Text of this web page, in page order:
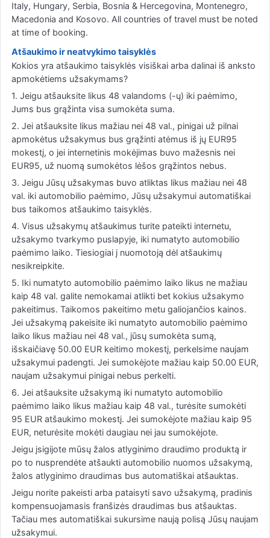
Italy, Hungary, Serbia, Bosnia & Hercegovina, Montenegro,
Macedonia and Kosovo. All countries of travel must be noted
at time of booking.
Atšaukimo ir neatvykimo taisyklės
Kokios yra atšaukimo taisyklės visiškai arba dalinai iš anksto
apmokėtiems užsakymams?
1. Jeigu atšauksite likus 48 valandoms (-ų) iki paėmimo,
Jums bus grąžinta visa sumokėta suma.
2. Jei atšauksite likus mažiau nei 48 val., pinigai už pilnai
apmokėtus užsakymus bus grąžinti atėmus iš jų EUR95
mokestį, o jei internetinis mokėjimas buvo mažesnis nei
EUR95, už nuomą sumokėtos lėšos grąžintos nebus.
3. Jeigu Jūsų užsakymas buvo atliktas likus mažiau nei 48
val. iki automobilio paėmimo, Jūsų užsakymui automatiškai
bus taikomos atšaukimo taisyklės.
4. Visus užsakymų atšaukimus turite pateikti internetu,
užsakymo tvarkymo puslapyje, iki numatyto automobilio
paėmimo laiko. Tiesiogiai į nuomotoją dėl atšaukimų
nesikreipkite.
5. Iki numatyto automobilio paėmimo laiko likus ne mažiau
kaip 48 val. galite nemokamai atlikti bet kokius užsakymo
pakeitimus. Taikomos pakeitimo metu galiojančios kainos.
Jei užsakymą pakeisite iki numatyto automobilio paėmimo
laiko likus mažiau nei 48 val., jūsų sumokėta sumą,
išskaičiavę 50.00 EUR keitimo mokestį, perkelsime naujam
užsakymui padengti. Jei sumokėjote mažiau kaip 50.00 EUR,
naujam užsakymui pinigai nebus perkelti.
6. Jei atšauksite užsakymą iki numatyto automobilio
paėmimo laiko likus mažiau kaip 48 val., turėsite sumokėti
95 EUR atšaukimo mokestį. Jei sumokėjote mažiau kaip 95
EUR, neturėsite mokėti daugiau nei jau sumokėjote.
Jeigu įsigijote mūsų žalos atlyginimo draudimo produktą ir
po to nusprendėte atšaukti automobilio nuomos užsakymą,
žalos atlyginimo draudimas bus automatiškai atšauktas.
Jeigu norite pakeisti arba pataisyti savo užsakymą, pradinis
kompensuojamasis franšizės draudimas bus atšauktas.
Tačiau mes automatiškai sukursime naują polisą Jūsų naujam
užsakymui.